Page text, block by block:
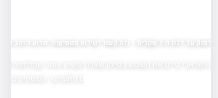
על דלת ה-3 שקלים — וזה קשור ישירות
כשהפצצות לא מספיקות: מדוע הזהב קורס דווקא
ההיגיון הפשוט אומר שמלחמה טובה לזהב.